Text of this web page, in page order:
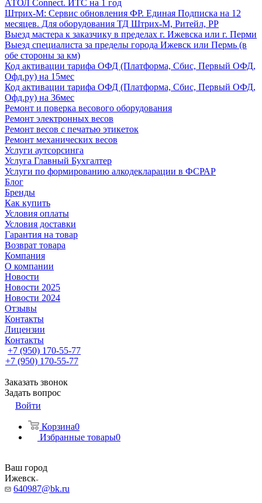
АТОЛ Connect. ИТС на 1 год
Штрих-М: Сервис обновления ФР. Единая Подписка на 12
месяцев. Для оборудования ТД Штрих-М, Ритейл, РР
Выезд мастера к заказчику в пределах г. Ижевска или г. Перми
Выезд специалиста за пределы города Ижевск или Пермь (в
обе стороны за км)
Код активации тарифа ОФД (Платформа, Сбис, Первый ОФД,
Офд.ру) на 15мес
Код активации тарифа ОФД (Платформа, Сбис, Первый ОФД,
Офд.ру) на 36мес
Ремонт и поверка весового оборудования
Ремонт электронных весов
Ремонт весов с печатью этикеток
Ремонт механических весов
Услуги аутсорсинга
Услуга Главный Бухгалтер
Услуги по формированию алкодекларации в ФСРАР
Блог
Бренды
Как купить
Условия оплаты
Условия доставки
Гарантия на товар
Возврат товара
Компания
О компании
Новости
Новости 2025
Новости 2024
Отзывы
Контакты
Лицензии
Контакты
+7 (950) 170-55-77
+7 (950) 170-55-77
Заказать звонок
Задать вопрос
Войти
Корзина0
Избранные товары0
Ваш город
Ижевск
640987@bk.ru